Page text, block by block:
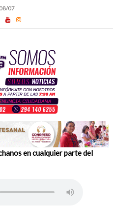
07
en cualquier parte del